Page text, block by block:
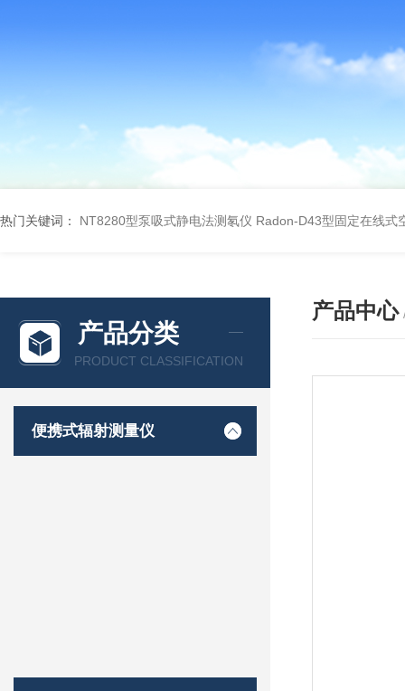
热门关键词： NT8280型泵吸式静电法测氡仪 Radon-D43型固定在线式
产品分类
PRODUCT CLASSIFICATION
便携式辐射测量仪
产品中心